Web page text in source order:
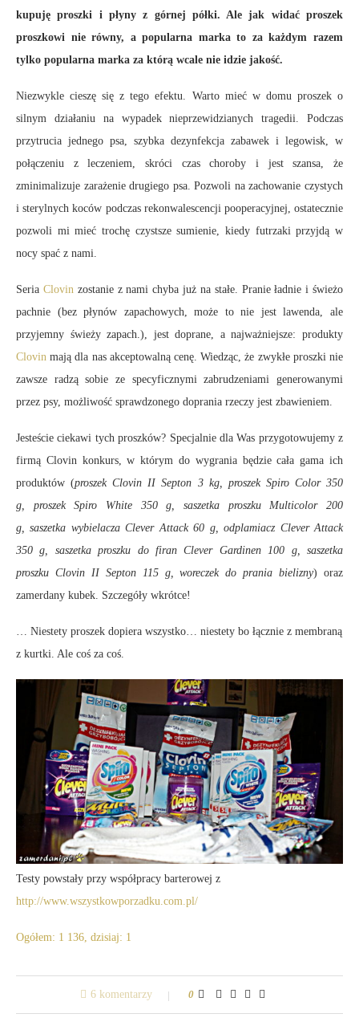
kupuję proszki i płyny z górnej półki. Ale jak widać proszek
proszkowi nie równy, a popularna marka to za każdym razem
tylko popularna marka za którą wcale nie idzie jakość.
Niezwykle cieszę się z tego efektu. Warto mieć w domu proszek o
silnym działaniu na wypadek nieprzewidzianych tragedii. Podczas
przytrucia jednego psa, szybka dezynfekcja zabawek i legowisk, w
połączeniu z leczeniem, skróci czas choroby i jest szansa, że
zminimalizuje zarażenie drugiego psa. Pozwoli na zachowanie czystych
i sterylnych koców podczas rekonwalescencji pooperacyjnej, ostatecznie
pozwoli mi mieć trochę czystsze sumienie, kiedy futrzaki przyjdą w
nocy spać z nami.
Seria Clovinzostanie z nami chyba już na stałe. Pranie ładnie i świeżo
pachnie (bez płynów zapachowych, może to nie jest lawenda, ale
przyjemny świeży zapach.), jest doprane, a najważniejsze: produkty
Clovin mają dla nas akceptowalną cenę. Wiedząc, że zwykłe proszki nie
zawsze radzą sobie ze specyficznymi zabrudzeniami generowanymi
przez psy, możliwość sprawdzonego doprania rzeczy jest zbawieniem.
Jesteście ciekawi tych proszków? Specjalnie dla Was przygotowujemy z
firmą Clovin konkurs, w którym do wygrania będzie cała gama ich
produktów (proszek Clovin II Septon 3 kg, proszek Spiro Color 350
g, proszek Spiro White 350 g, saszetka proszku Multicolor 200
g, saszetka wybielacza Clever Attack 60 g, odplamiacz Clever Attack
350 g, saszetka proszku do firan Clever Gardinen 100 g, saszetka
proszku Clovin II Septon 115 g, woreczek do prania bielizny) oraz
zamerdany kubek. Szczegóły wkrótce!
… Niestety proszek dopiera wszystko… niestety bo łącznie z membraną
z kurtki. Ale coś za coś.
Testy powstały przy współpracy barterowej z
http://www.wszystkowporzadku.com.pl/
Ogółem: 1 136, dzisiaj: 1
6 komentarzy 0